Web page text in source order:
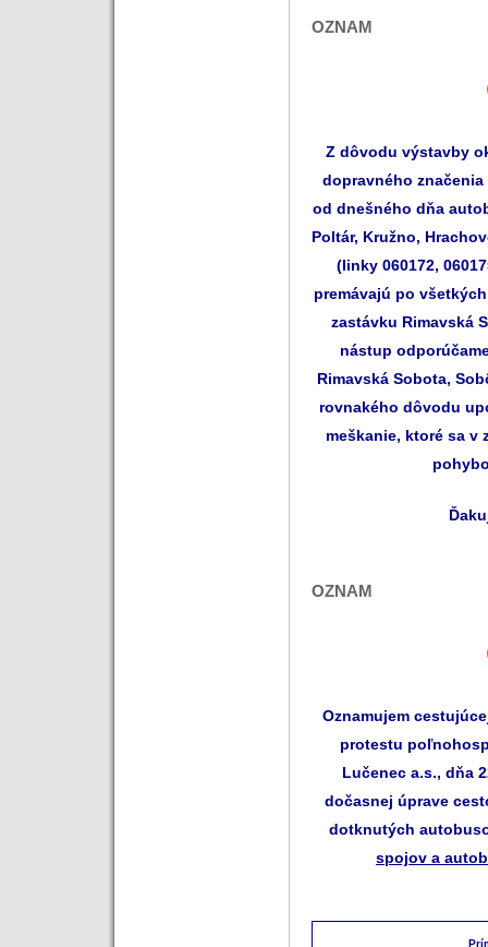
OZNAM
Z dôvodu výstavby
dopravného
od dnešného dňa
Poltár, Kružno,
(linky 060172,
premávajú po
zastávku Rimavská
nástup
Rimavská Sobota,
rovnakého dôvodu
meškanie, ktoré sa v
OZNAM
Oznamujem
protestu
Lučenec a.s., dňa
dočasnej úprave
dotknutých
spojov a